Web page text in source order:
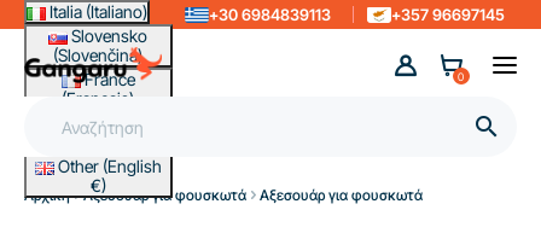
Italia (Italiano)
Slovensko
(Slovenčina)
France
(Français)
Magyarország
(Magyar)
Other (English
€)
+30 6984839113 +357 96697145

0
Αρχική Αξεσουάρ για φουσκωτά Αξεσουάρ για φουσκωτά